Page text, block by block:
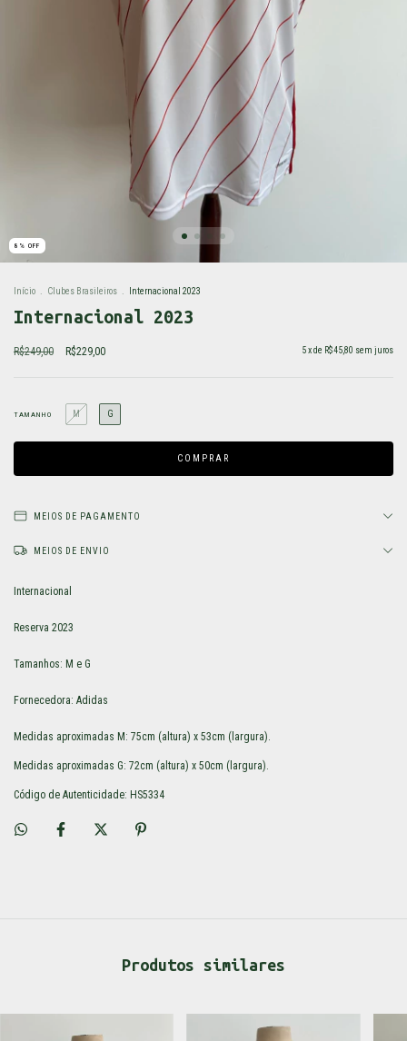
8 % OFF
Início . Clubes Brasileiros . Internacional 2023
Internacional 2023
R$249,00 R$229,00 5x de R$45,80 sem juros
TAMANHO M G
MEIOS DE PAGAMENTO
MEIOS DE ENVIO
Internacional
Reserva 2023
Tamanhos: M e G
Fornecedora: Adidas
Medidas aproximadas M: 75cm (altura) x 53cm (largura).
Medidas aproximadas G: 72cm (altura) x 50cm (largura).
Código de Autenticidade: HS5334
Produtos similares